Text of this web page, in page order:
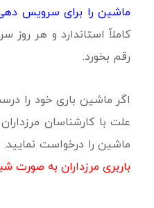
ماشین را برای سرویس
کاملاً استاندارد و هر
رقم بخورد.
اگر ماشین باری خود را
علت با کارشناسان
ماشین را درخواست
باربری مرزداران به صورت